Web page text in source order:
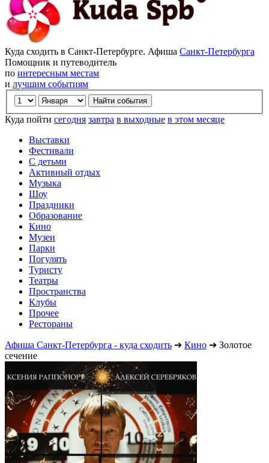
Куда сходить в Санкт-Петербурге. Афиша Санкт-Петербурга
Помощник и путеводитель
по интересным местам
и лучшим событиям
Куда пойти сегодня завтра в выходные в этом месяце
Выставки
Фестивали
С детьми
Активный отдых
Музыка
Шоу
Праздники
Образование
Кино
Музеи
Парки
Погулять
Туристу
Театры
Пространства
Клубы
Прочее
Рестораны
Афиша Санкт-Петербурга - куда сходить ➔ Кино ➔ Золотое
сечение